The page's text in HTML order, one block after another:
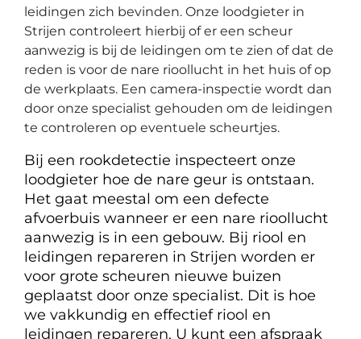
leidingen zich bevinden. Onze loodgieter in
Strijen controleert hierbij of er een scheur
aanwezig is bij de leidingen om te zien of dat de
reden is voor de nare rioollucht in het huis of op
de werkplaats. Een camera-inspectie wordt dan
door onze specialist gehouden om de leidingen
te controleren op eventuele scheurtjes.
Bij een rookdetectie inspecteert onze
loodgieter hoe de nare geur is ontstaan.
Het gaat meestal om een defecte
afvoerbuis wanneer er een nare rioollucht
aanwezig is in een gebouw. Bij riool en
leidingen repareren in Strijen worden er
voor grote scheuren nieuwe buizen
geplaatst door onze specialist. Dit is hoe
we vakkundig en effectief riool en
leidingen repareren. U kunt een afspraak